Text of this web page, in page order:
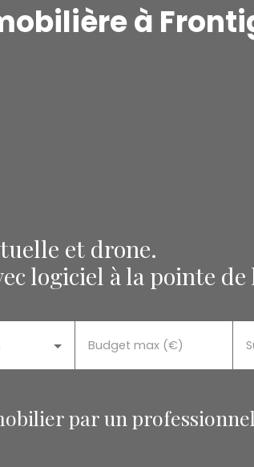
à
et drone.
logiciel à la pointe de
Budget max (€)
par un